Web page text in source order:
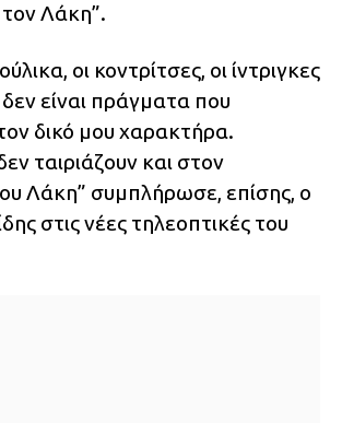
Λάκη”.
οι κοντρίτσες, οι ίντριγκες
είναι πράγματα που
δικό μου χαρακτήρα.
ταιριάζουν και στον
Λάκη” συμπλήρωσε, επίσης, ο
στις νέες τηλεοπτικές του